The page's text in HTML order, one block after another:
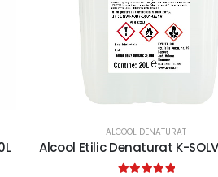
ALCOOL DENATURAT
Alcool Etilic Denaturat K-